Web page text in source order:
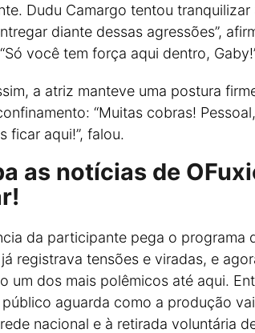
Dudu Camargo tentou tranquilizar
diante dessas agressões”,
você tem força aqui dentro,
a atriz manteve uma postura
“Muitas cobras!
ficar aqui!”, falou.
as notícias de
da participante pega o programa
registrava tensões e viradas, e
um dos mais polêmicos até aqui.
aguarda como a produção
nacional e à retirada voluntária